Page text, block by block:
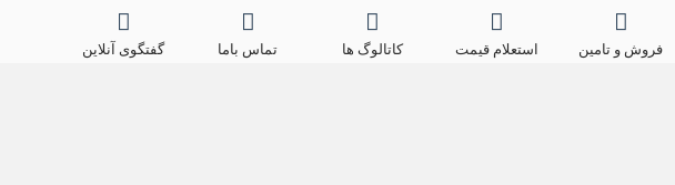
فروش و تامین استعلام قیمت کاتالوگ ها تماس باما گفتگوی آنلاین